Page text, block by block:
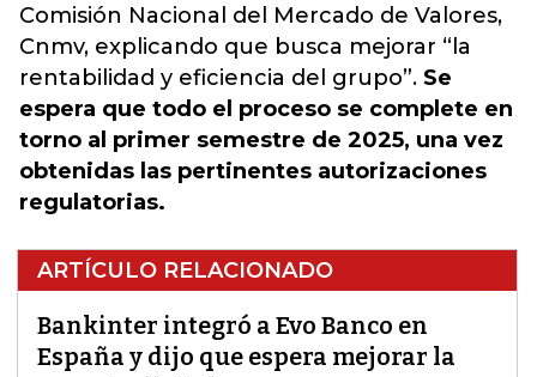
Comisión Nacional del Mercado de Valores,
Cnmv, explicando que busca mejorar “la
rentabilidad y eficiencia del grupo”. Se
espera que todo el proceso se complete en
torno al primer semestre de 2025, una vez
obtenidas las pertinentes autorizaciones
regulatorias.
ARTÍCULO RELACIONADO
Bankinter integró a Evo Banco en
España y dijo que espera mejorar la